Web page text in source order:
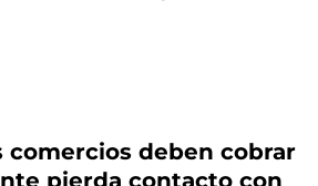
comercios deben cobrar
pierda contacto con